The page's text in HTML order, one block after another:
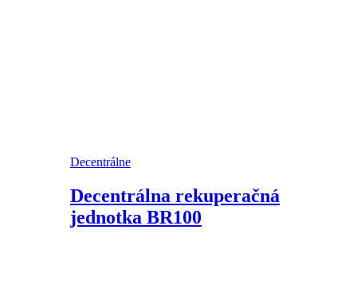
Decentrálne
Decentrálna rekuperačná
jednotka BR100